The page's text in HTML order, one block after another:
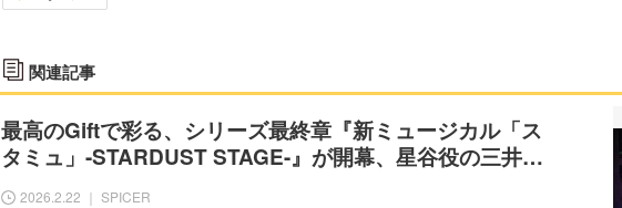
関連記事
最高のGiftで彩る、シリーズ最終章『新ミュージカル「ス
タミュ」-STARDUST STAGE-』が開幕、星谷役の三井…
2026.2.22 ｜ SPICER